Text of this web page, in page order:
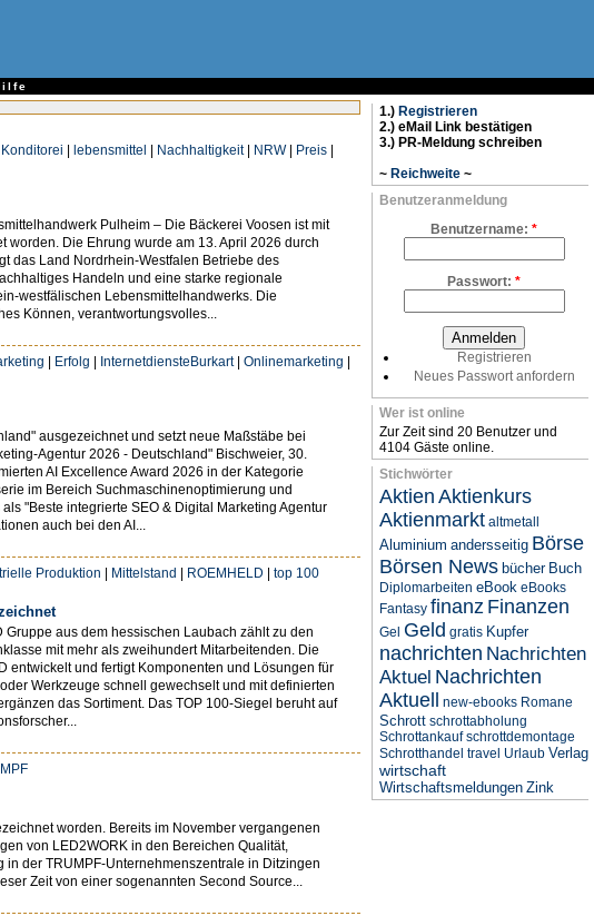
Konditorei | lebensmittel | Nachhaltigkeit| NRW| Preis |
Pulheim – Die Bäckerei Voosen ist mit
worden. Die Ehrung wurde am 13. April 2026 durch
das Land Nordrhein-Westfalen Betriebe des
Handeln und eine starke regionale
westfälischen Lebensmittelhandwerks. Die
Können, verantwortungsvolles...
| Erfolg | InternetdiensteBurkart| Onlinemarketing |
ausgezeichnet und setzt neue Maßstäbe bei
Agentur 2026 - Deutschland" Bischweier, 30.
AI Excellence Award 2026 in der Kategorie
im Bereich Suchmaschinenoptimierung und
"Beste integrierte SEO & Digital Marketing Agentur
auch bei den AI...
Produktion | Mittelstand | ROEMHELD | top 100
aus dem hessischen Laubach zählt zu den
mit mehr als zweihundert Mitarbeitenden. Die
entwickelt und fertigt Komponenten und Lösungen für
Werkzeuge schnell gewechselt und mit definierten
das Sortiment. Das TOP 100-Siegel beruht auf
worden. Bereits im November vergangenen
von LED2WORK in den Bereichen Qualität,
der TRUMPF-Unternehmenszentrale in Ditzingen
Zeit von einer sogenannten Second Source...
1.) Registrieren
2.) eMail Link bestätigen
3.) PR-Meldung schreiben
~ Reichweite ~
Benutzeranmeldung
Benutzername: *
Passwort: *
Registrieren
Neues Passwort anfordern
Wer ist online
Zur Zeit sind 20 Benutzer und
4104 Gäste online.
Stichwörter
Aktien Aktienkurs
Aktienmarkt altmetall
Aluminium andersseitig Börse
Börsen News bücher Buch
Diplomarbeiten eBook eBooks
Fantasy finanz Finanzen
Gel Geld gratis Kupfer
nachrichten Nachrichten
Aktuel Nachrichten
Aktuell
new-ebooks Romane
Schrott schrottabholung
Schrottankauf schrottdemontage
Schrotthandel travel Urlaub Verlag
wirtschaft
Wirtschaftsmeldungen Zink